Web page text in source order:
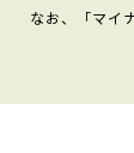
なお、「マイ